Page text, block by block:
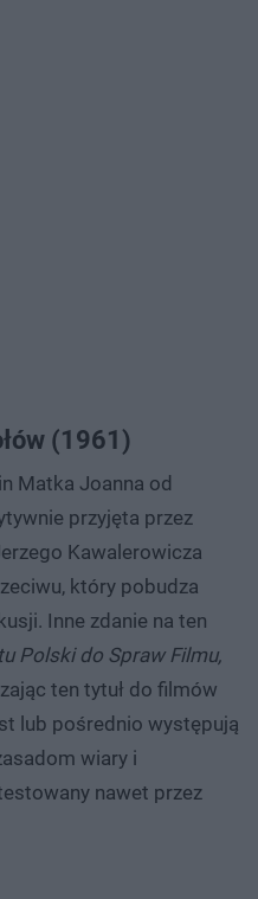
(1961)
Matka Joanna od
przyjęta przez
Kawalerowicza
który pobudza
Inne zdanie na ten
Polski do Spraw Filmu,
ten tytuł do filmów
lub pośrednio występują
wiary i
nawet przez